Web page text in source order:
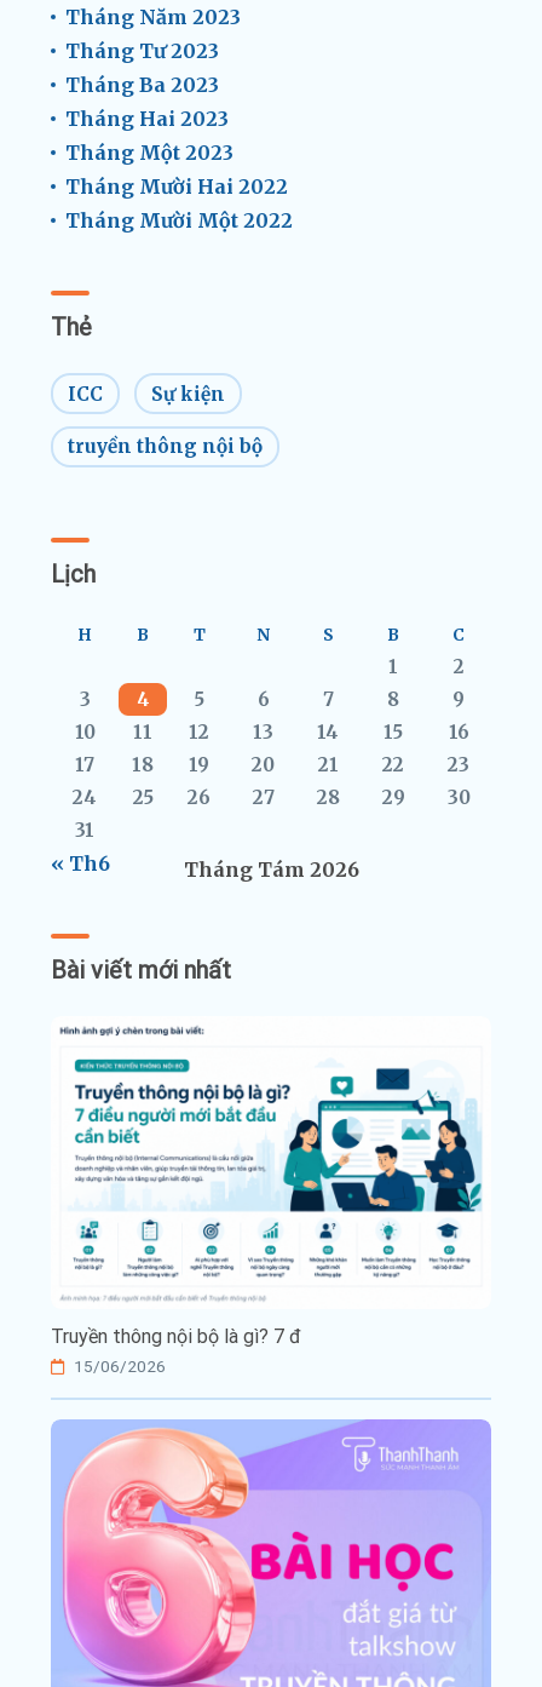
Tháng Năm 2023
Tháng Tư 2023
Tháng Ba 2023
Tháng Hai 2023
Tháng Một 2023
Tháng Mười Hai 2022
Tháng Mười Một 2022
Thẻ
ICC Sự kiện
truyền thông nội bộ
Lịch
Tháng Tám 2026
H B T N S B C
1
2
3
4 5 6 7 8
9
10
11 12 13 14 15
16
17
18 19 20 21 22
23
24
25 26 27 28 29
30
31
« Th6
Bài viết mới nhất
Truyền thông nội bộ là gì? 7 đ
15/06/2026